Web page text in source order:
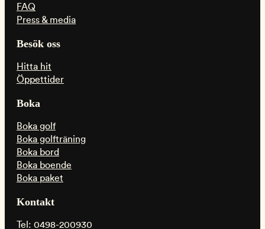
FAQ
Press & media
Besök oss
Hitta hit
Öppettider
Boka
Boka golf
Boka golfträning
Boka bord
Boka boende
Boka paket
Kontakt
Tel: 0498-200930